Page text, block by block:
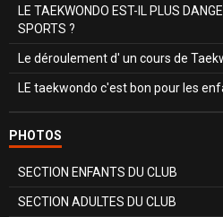
LE TAEKWONDO EST-IL PLUS
SPORTS ?
Le déroulement d' un cours de
LE taekwondo c'est bon pour les
PHOTOS
SECTION ENFANTS DU CLUB
SECTION ADULTES DU CLUB